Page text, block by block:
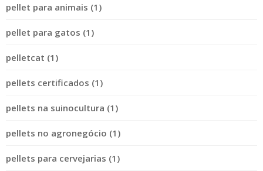
pellet para animais (1)
pellet para gatos (1)
pelletcat (1)
pellets certificados (1)
pellets na suinocultura (1)
pellets no agronegócio (1)
pellets para cervejarias (1)